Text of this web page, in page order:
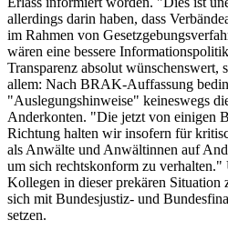
allerdings darin haben, dass
im Rahmen von
wären eine bessere
Transparenz absolut wünschenswert,
allem: Nach BRAK-Auffassung
"Auslegungshinweise" keineswegs
Anderkonten. "Die jetzt von einigen
Richtung halten wir insofern für
als Anwälte und Anwältinnen auf
um sich rechtskonform zu
Kollegen in dieser prekären Situation
sich mit Bundesjustiz- und
setzen.